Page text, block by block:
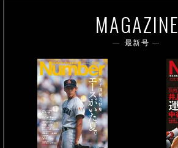
MAGAZINE
最新号